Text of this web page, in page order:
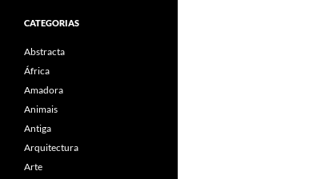
CATEGORIAS
Abstracta
África
Amadora
Animais
Antiga
Arquitectura
Arte